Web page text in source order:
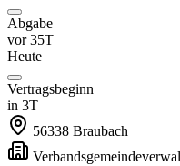
Abgabe
vor 35T
Heute
Vertragsbeginn
in 3T
56338 Braubach